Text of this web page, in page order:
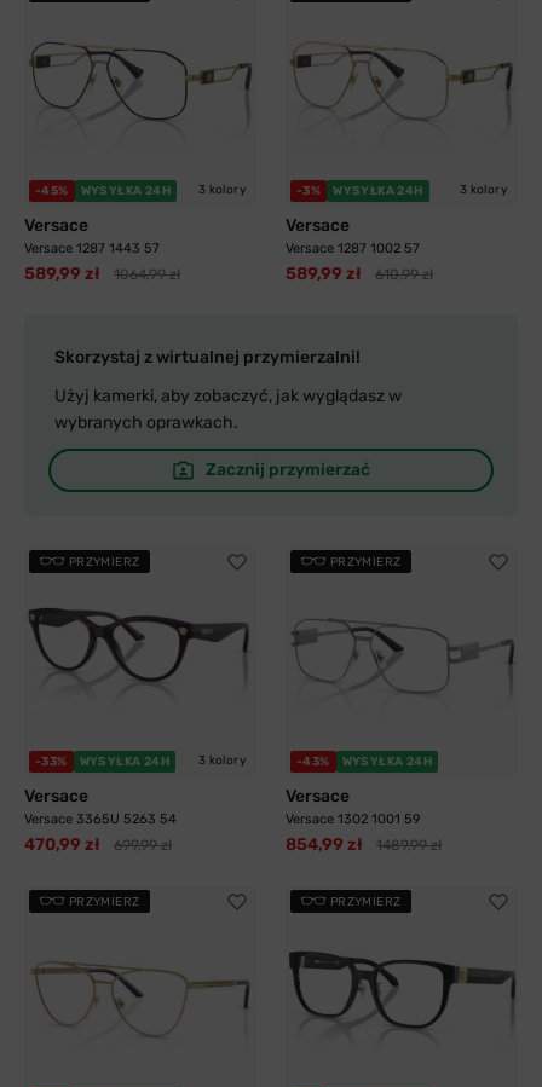
-45% WYSYŁKA 24H 3 kolory
Versace
Versace 1287 1443 57
589,99 zł 1064,99 zł
Skorzystaj z wirtualnej przymierzalni!
Użyj kamerki, aby zobaczyć, jak wyglądasz w
wybranych oprawkach.
Zacznij przymierzać
-3% WYSYŁKA 24H 3 kolory
Versace
Versace 1287 1002 57
589,99 zł 610,99 zł
PRZYMIERZ
-33% WYSYŁKA 24H 3 kolory
Versace
Versace 3365U 5263 54
470,99 zł 699,99 zł
PRZYMIERZ
-43% WYSYŁKA 24H
Versace
Versace 1302 1001 59
854,99 zł 1489,99 zł
PRZYMIERZ PRZYMIERZ